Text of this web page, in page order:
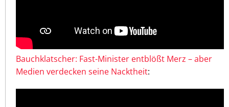
Bauchklatscher: Fast-Minister entblößt Merz – aber
Medien verdecken seine Nacktheit: